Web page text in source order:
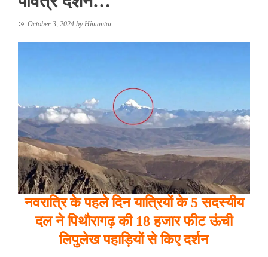
October 3, 2024 byHimantar
नवरात्रि के पहले दिन यात्रियों के 5 सदस्यीय
दल ने पिथौरागढ़ की 18 हजार फीट ऊंची
लिपुलेख पहाड़ियों से किए दर्शन